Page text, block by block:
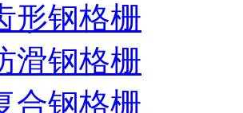
形钢格栅
滑钢格栅
合钢格栅